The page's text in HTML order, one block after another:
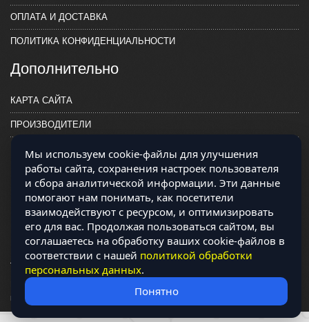
ОПЛАТА И ДОСТАВКА
ПОЛИТИКА КОНФИДЕНЦИАЛЬНОСТИ
Дополнительно
КАРТА САЙТА
ПРОИЗВОДИТЕЛИ
Магазин работает на OCLite Комплект-А - радиодетали и электронные
компоненты © 2026
Мы используем cookie-файлы для улучшения
работы сайта, сохранения настроек пользователя
и сбора аналитической информации. Эти данные
помогают нам понимать, как посетители
взаимодействуют с ресурсом, и оптимизировать
его для вас. Продолжая пользоваться сайтом, вы
соглашаетесь на обработку ваших cookie-файлов в
соответствии с нашей политикой обработки
персональных данных.
Понятно